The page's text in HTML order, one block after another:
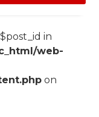
in
web-
on